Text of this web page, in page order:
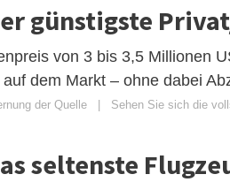
günstigste
von 3 bis 3,5 Millionen
dem Markt – ohne dabei
der Quelle | Sehen Sie sich die
seltenste